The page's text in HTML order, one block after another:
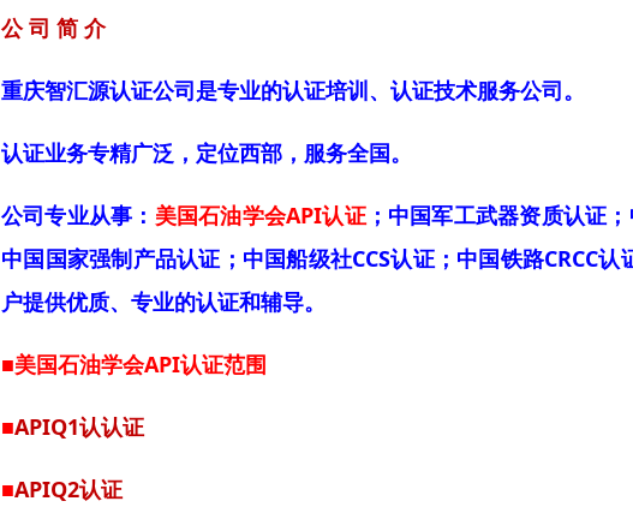
公 司 简 介
重庆智汇源认证公司是专业的认证培训、认证技术服务公司。
认证业务专精广泛，定位西部，服务全国。
公司专业从事： 美国石油学会API认证；中国军工武器资质认证
中国国家强制产品认证；中国船级社CCS认证；中国铁路CRCC
户提供优质、专业的认证和辅导。
■美国石油学会API认证范围
■APIQ1认认证
■APIQ2认证